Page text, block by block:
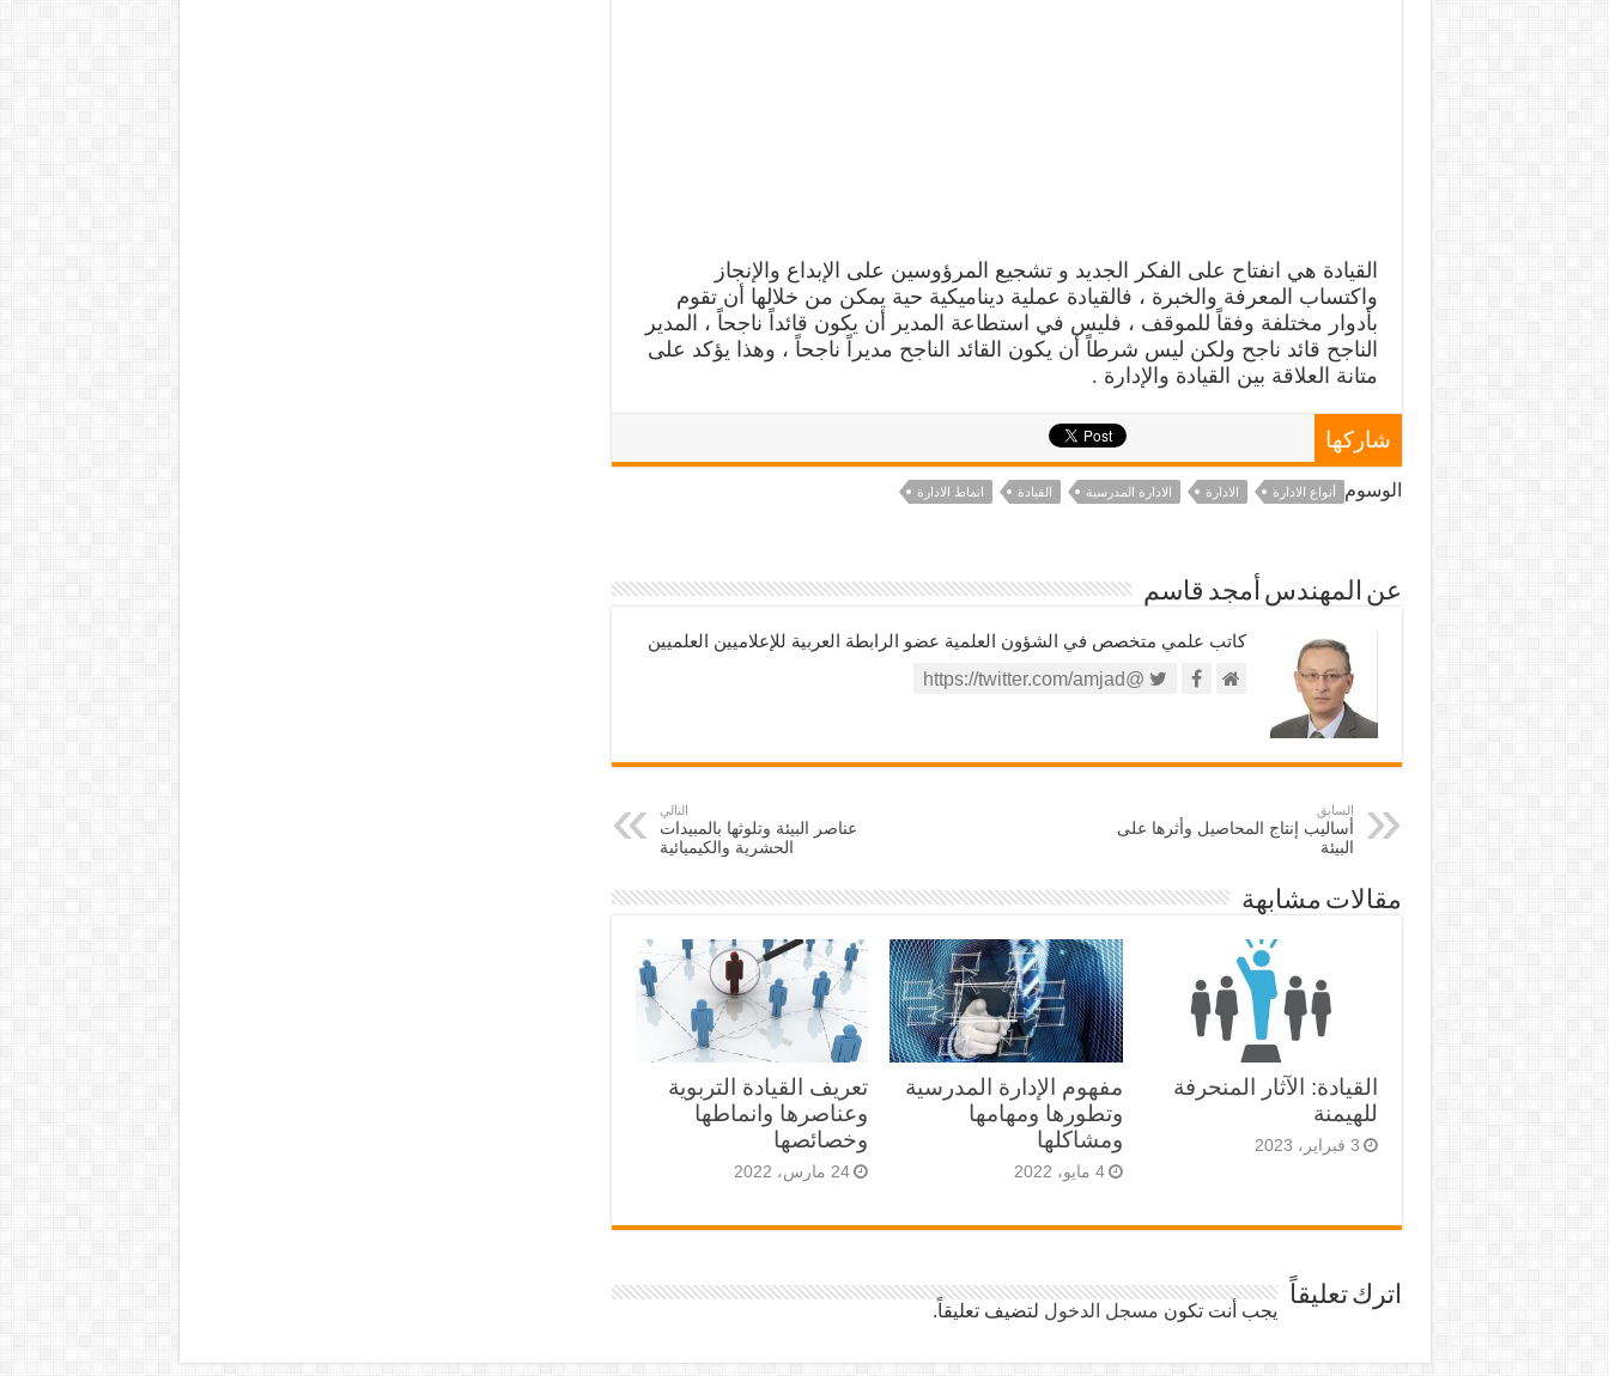
القيادة هي انفتاح على الفكر الجديد و تشجيع المرؤوسين على الإبداع والإنجاز
واكتساب المعرفة والخبرة ، فالقيادة عملية ديناميكية حية يمكن من خلالها أن تقوم
بأدوار مختلفة وفقاً للموقف ، فليس في استطاعة المدير أن يكون قائداً ناجحاً ، المدير
الناجح قائد ناجح ولكن ليس شرطاً أن يكون القائد الناجح مديراً ناجحاً ، وهذا يؤكد على
متانة العلاقة بين القيادة والإدارة .
شاركها
الوسوم أنواع الادارة الادارة الادارة المدرسية القيادة انماط الادارة
عن المهندس أمجد قاسم
كاتب علمي متخصص في الشؤون العلمية عضو الرابطة العربية للإعلاميين العلميين
@https://twitter.com/amjad
السابق
أساليب إنتاج المحاصيل وأثرها على
البيئة
التالي
عناصر البيئة وتلوثها بالمبيدات
الحشرية والكيميائية
مقالات مشابهة
القيادة: الآثار المنحرفة
للهيمنة
3 فبراير، 2023
مفهوم الإدارة المدرسية
وتطورها ومهامها
ومشاكلها
4 مايو، 2022
تعريف القيادة التربوية
وعناصرها وانماطها
وخصائصها
24 مارس، 2022
اترك تعليقاً
يجب أنت تكون مسجل الدخول لتضيف تعليقاً.